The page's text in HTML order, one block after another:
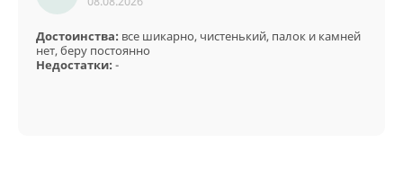
описаниилюбого товара от DuPont™ Plantex®
Достоинства: все шикарно, чистенький, палок и камней
нет, беру постоянно
Недостатки: -